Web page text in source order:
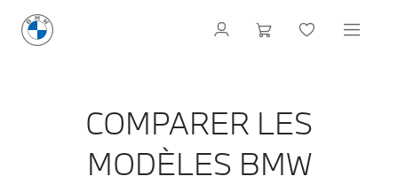
COMPARER LES
MODÈLES BMW